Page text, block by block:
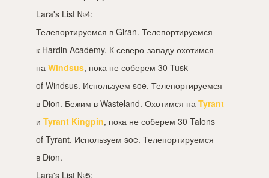
Lara's List №4:
Телепортируемся в Giran. Телепортируемся
к Hardin Academy. К северо-западу охотимся
на Windsus, пока не соберем 30 Tusk
of Windsus. Используем soe. Телепортируемся
в Dion. Бежим в Wasteland. Охотимся на Tyrant
и Tyrant Kingpin, пока не соберем 30 Talons
of Tyrant. Используем soe. Телепортируемся
в Dion.
Lara's List №5: